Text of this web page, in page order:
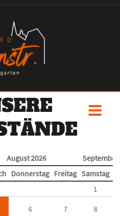
August 2026
September
Donnerstag Freitag Samstag
1
6 7 8